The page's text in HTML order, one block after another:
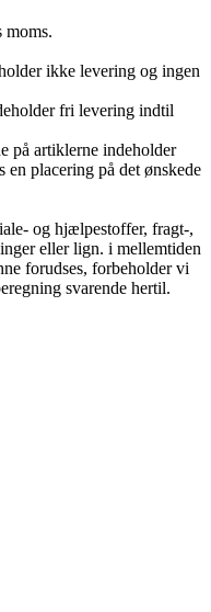
moms.
ikke levering og ingen
fri levering indtil
på artiklerne indeholder
en placering på det ønskede
og hjælpestoffer, fragt-,
eller lign. i mellemtiden
forudses, forbeholder vi
svarende hertil.